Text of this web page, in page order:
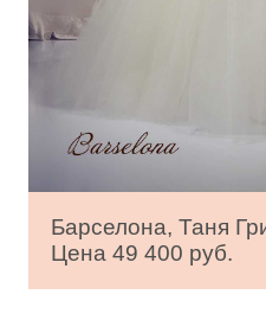
Барселона, Таня
Цена 49 400 руб.